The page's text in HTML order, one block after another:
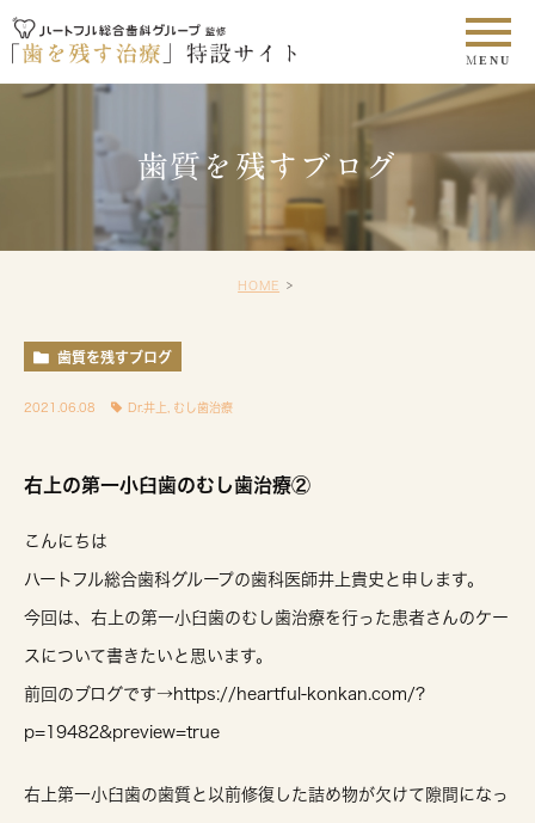
歯質を残すブログ
HOME
歯質を残すブログ
2021.06.08 Dr.井上 むし歯治療
右上の第一小臼歯のむし歯治療②
こんにちは
ハートフル総合歯科グループの歯科医師井上貴史と申します。
今回は、右上の第一小臼歯のむし歯治療を行った患者さんのケー
スについて書きたいと思います。
前回のブログです→https://heartful-konkan.com/?
p=19482&preview=true
右上第一小臼歯の歯質と以前修復した詰め物が欠けて隙間になっ